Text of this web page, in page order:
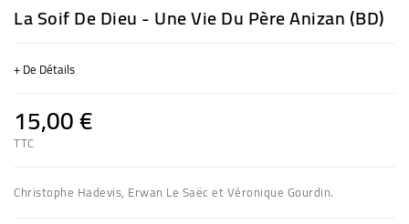
La Soif De Dieu - Une Vie Du Père Anizan (BD)
+ De Détails
15,00 €
TTC
Christophe Hadevis, Erwan Le Saëc et Véronique Gourdin.